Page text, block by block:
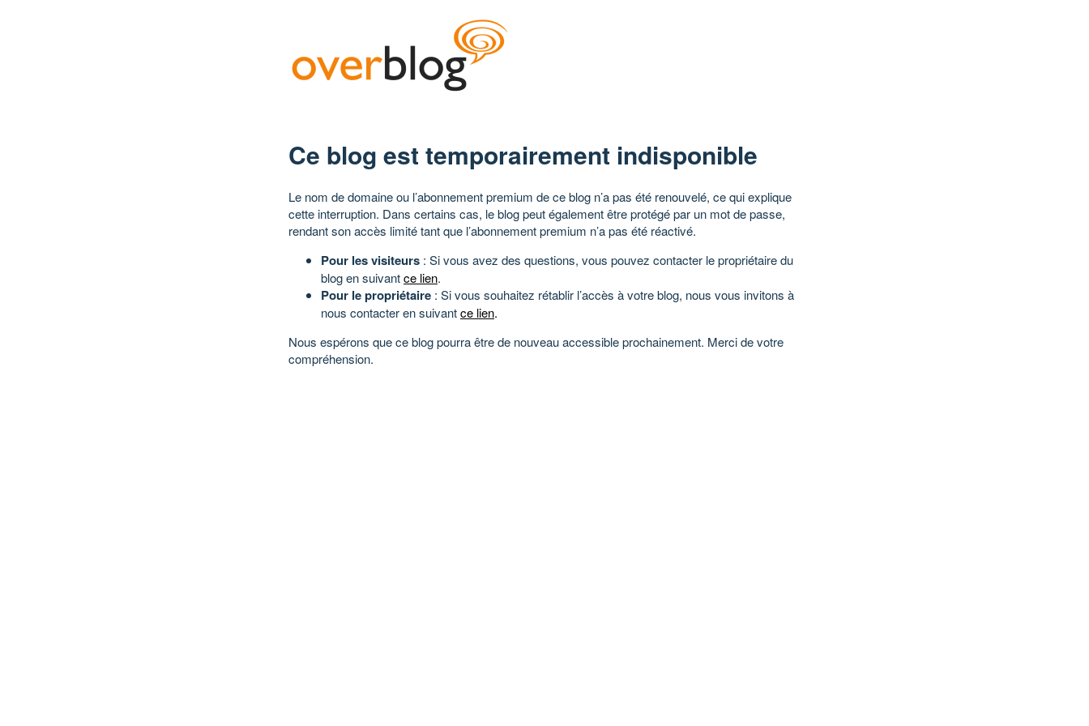
Ce blog est temporairement indisponible
Le nom de domaine ou l’abonnement premium de ce blog n’a pas été renouvelé, ce qui explique
cette interruption. Dans certains cas, le blog peut également être protégé par un mot de passe,
rendant son accès limité tant que l’abonnement premium n’a pas été réactivé.
Pour les visiteurs : Si vous avez des questions, vous pouvez contacter le propriétaire du
blog en suivantce lien.
Pour le propriétaire : Si vous souhaitez rétablir l’accès à votre blog, nous vous invitons à
nous contacter en suivantce lien.
Nous espérons que ce blog pourra être de nouveau accessible prochainement. Merci de votre
compréhension.